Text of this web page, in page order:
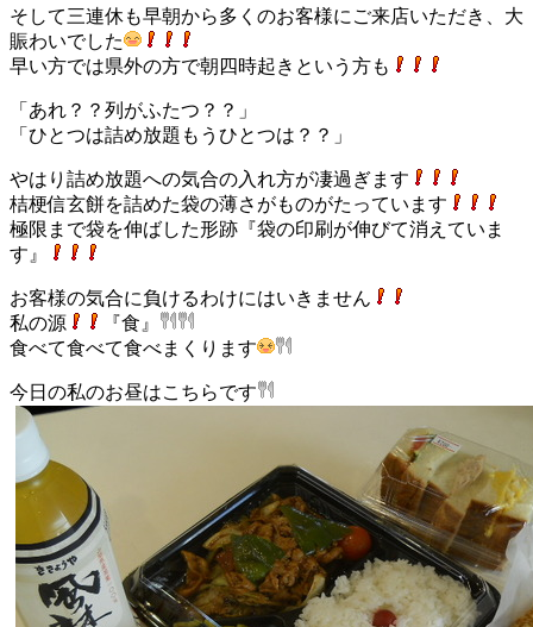
そして三連休も早朝から多くのお客様にご来店いただき、大
賑わいでした
早い方では県外の方で朝四時起きという方も
「あれ？？列がふたつ？？」
「ひとつは詰め放題もうひとつは？？」
やはり詰め放題への気合の入れ方が凄過ぎます
桔梗信玄餅を詰めた袋の薄さがものがたっています
極限まで袋を伸ばした形跡『袋の印刷が伸びて消えていま
す』
お客様の気合に負けるわけにはいきません
私の源
『食』
食べて食べて食べまくります
今日の私のお昼はこちらです